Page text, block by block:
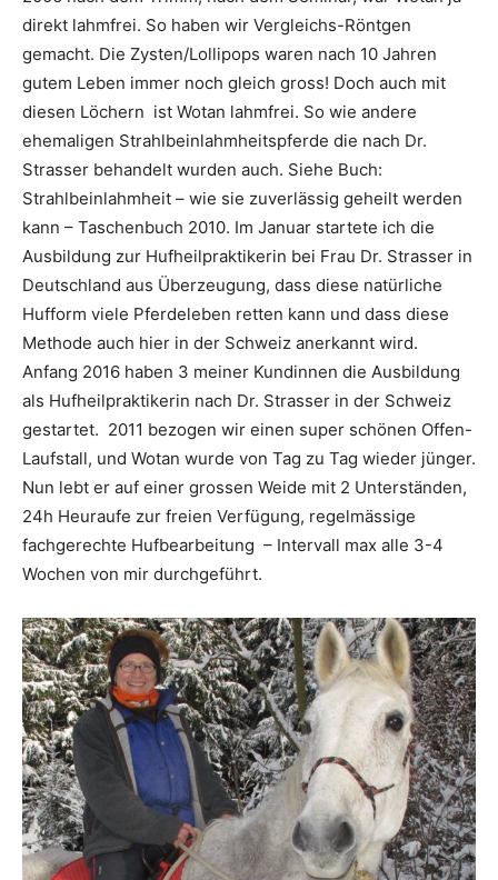
direkt lahmfrei. So haben wir Vergleichs-Röntgen
gemacht. Die Zysten/Lollipops waren nach 10 Jahren
gutem Leben immer noch gleich gross! Doch auch mit
diesen Löchern ist Wotan lahmfrei. So wie andere
ehemaligen Strahlbeinlahmheitspferde die nach Dr.
Strasser behandelt wurden auch. Siehe Buch:
Strahlbeinlahmheit – wie sie zuverlässig geheilt werden
kann – Taschenbuch 2010. Im Januar startete ich die
Ausbildung zur Hufheilpraktikerin bei Frau Dr. Strasser in
Deutschland aus Überzeugung, dass diese natürliche
Hufform viele Pferdeleben retten kann und dass diese
Methode auch hier in der Schweiz anerkannt wird.
Anfang 2016 haben 3 meiner Kundinnen die Ausbildung
als Hufheilpraktikerin nach Dr. Strasser in der Schweiz
gestartet. 2011 bezogen wir einen super schönen Offen-
Laufstall, und Wotan wurde von Tag zu Tag wieder jünger.
Nun lebt er auf einer grossen Weide mit 2 Unterständen,
24h Heuraufe zur freien Verfügung, regelmässige
fachgerechte Hufbearbeitung – Intervall max alle 3-4
Wochen von mir durchgeführt.